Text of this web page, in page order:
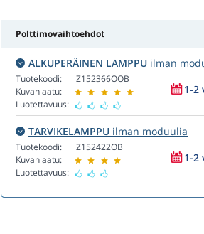
Polttimovaihtoehdot
ALKUPERÄINEN LAMPPU ilman
Tuotekoodi:
Kuvanlaatu:
Luotettavuus:
Z152366OOB
1-2
TARVIKELAMPPU ilman moduulia
Tuotekoodi:
Kuvanlaatu:
Luotettavuus:
Z152422OB
1-2